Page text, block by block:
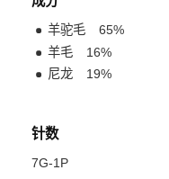
羊驼毛 65%
羊毛
16%
尼龙
19%
针数
7G-1P